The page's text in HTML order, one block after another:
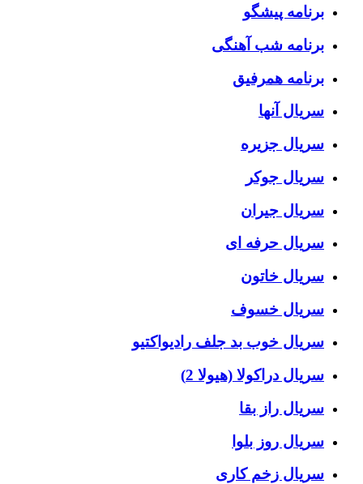
برنامه پیشگو
برنامه شب آهنگی
برنامه همرفیق
سریال آنها
سریال جزیره
سریال جوکر
سریال جیران
سریال حرفه ای
سریال خاتون
سریال خسوف
سریال خوب بد جلف رادیواکتیو
سریال دراکولا (هیولا 2)
سریال راز بقا
سریال روز بلوا
سریال زخم کاری